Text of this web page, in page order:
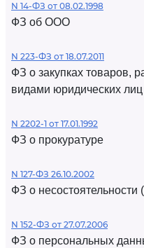
N 14-ФЗ от 08.02.1998
ФЗ об ООО
N 223-ФЗ от 18.07.2011
ФЗ о закупках товаров,
видами юридических лиц
N 2202-1 от 17.01.1992
ФЗ о прокуратуре
N 127-ФЗ 26.10.2002
ФЗ о несостоятельности
N 152-ФЗ от 27.07.2006
ФЗ о персональных